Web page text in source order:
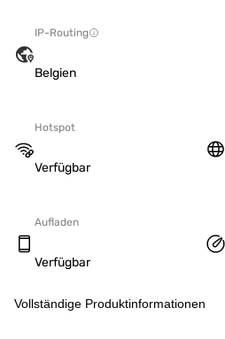
IP-Routing
Belgien
Hotspot
Verfügbar
Aufladen
Verfügbar
Vollständige Produktinformationen